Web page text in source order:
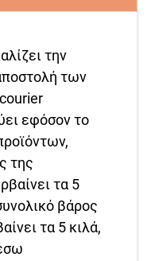
την
των
εφόσον το
της
τα 5
βάρος
τα 5 κιλά,